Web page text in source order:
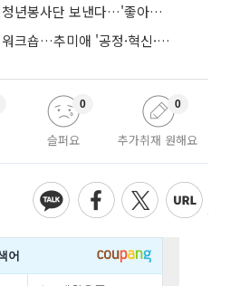
이상일 시장, 다낭에 용인청년봉사단 보낸다…'좋아용 거리' 만든다
경기신보, 남양주본점 첫 워크숍…추미애 '공정·혁신·포용' 전면 반영
슬퍼요
0
추가취재 원해요
0